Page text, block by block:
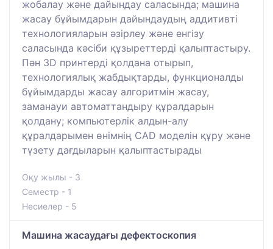
жобалау және дайындау саласында; машина
жасау бұйымдарын дайындаудың аддитивті
технологияларын әзірлеу және енгізу
саласында кәсіби құзыреттерді қалыптастыру.
Пән 3D принтерді қолдана отырып,
технологиялық жабдықтарды, функционалды
бұйымдарды жасау алгоритмін жасау,
заманауи автоматтандыру құралдарын
қолдану; компьютерлік алдын-алу
құралдарымен өнімнің CAD моделін құру және
түзету дағдыларын қалыптастырады
Оқу жылы - 3
Семестр - 1
Несиелер - 5
Машина жасаудағы дефектоскопия